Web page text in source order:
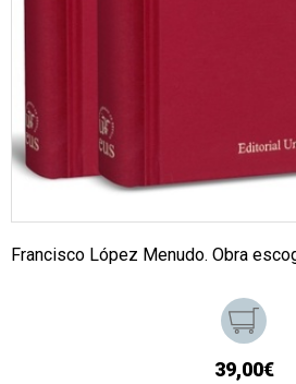
Francisco López Menudo. Obra
39,00€